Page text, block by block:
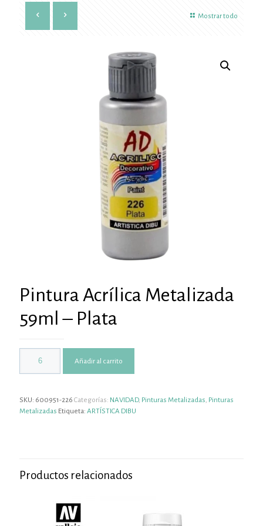
Mostrar todo
Pintura Acrílica Metalizada
59ml – Plata
Añadir al carrito
SKU: 600951-226 Categorías: NAVIDAD, Pinturas Metalizadas, Pinturas
Metalizadas Etiqueta: ARTÍSTICA DIBU
Productos relacionados